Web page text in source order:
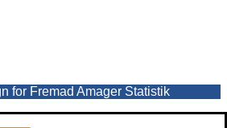
for Fremad Amager Statistik